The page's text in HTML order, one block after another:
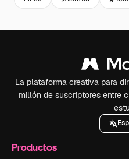
La plataforma creativa para
millón de suscriptores entre
Productos